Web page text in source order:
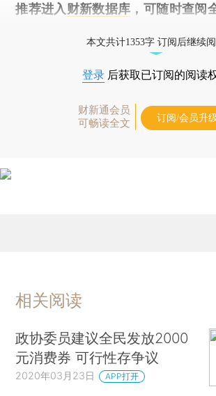
推荐进入 财新数据库 ，可随时查阅
本文共计1353字 订阅后继续
登录 后获取已订阅的阅读
财新通会员
可畅读全文
订阅/会员升
相关阅读
政协委员建议全民发放2000
元消费券 可行性存争议
2020年03月23日 APP打开